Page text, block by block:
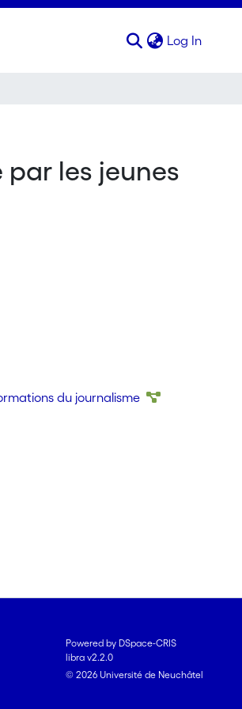
Log In
les jeunes
du journalisme
Powered by DSpace-CRIS
libra v2.2.0
© 2026 Université de Neuchâtel